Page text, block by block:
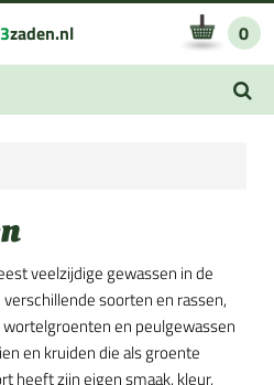
zaden.nl 0
veelzijdige gewassen in de
soorten en rassen,
en peulgewassen
en kruiden die als groente
heeft zijn eigen smaak, kleur,